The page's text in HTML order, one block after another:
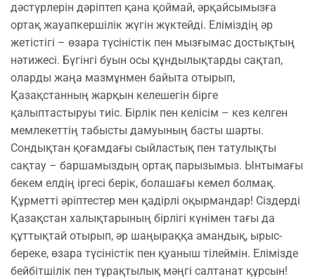
дәстүрлерін дәріптеп қана қоймай, әрқайсымызға
ортақ жауапкершілік жүгін жүктейді. Еліміздің әр
жетістігі – өзара түсіністік пен мызғымас достықтың
нәтижесі. Бүгінгі буын осы құндылықтарды сақтап,
оларды жаңа мазмұнмен байыта отырып,
Қазақстанның жарқын келешегін бірге
қалыптастыруы тиіс. Бірлік пен келісім – кез келген
мемлекеттің табысты дамуының басты шарты.
Сондықтан қоғамдағы сыйластық пен татулықты
сақтау – баршамыздың ортақ парызымыз. Ынтымағы
бекем елдің іргесі берік, болашағы кемел болмақ.
Құрметті әріптестер мен қадірлі оқырмандар! Сіздерді
Қазақстан халықтарының бірлігі күнімен тағы да
құттықтай отырып, әр шаңыраққа амандық, ырыс-
береке, өзара түсіністік пен қуаныш тілеймін. Елімізде
бейбітшілік пен тұрақтылық мәңгі салтанат құрсын!